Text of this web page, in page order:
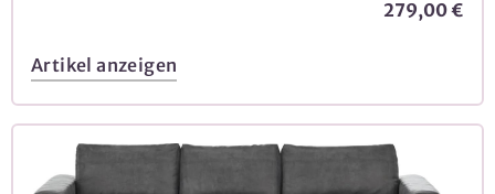
279,00 €
Artikel anzeigen